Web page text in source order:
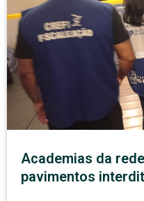
Academias da
pavimentos